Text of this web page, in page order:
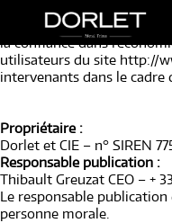
Présentation du site.
En vertu de l’article 6 de
la confiance dans
utilisateurs du site http://
intervenants dans le cadre
Propriétaire :
Dorlet et CIE – n° SIREN
Responsable publication :
Thibault Greuzat CEO – +
Le responsable
personne morale.